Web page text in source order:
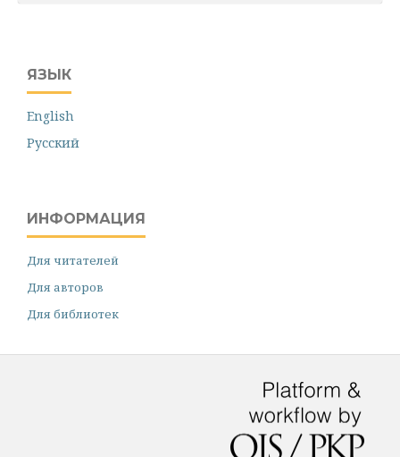
ЯЗЫК
English
Русский
ИНФОРМАЦИЯ
Для читателей
Для авторов
Для библиотек